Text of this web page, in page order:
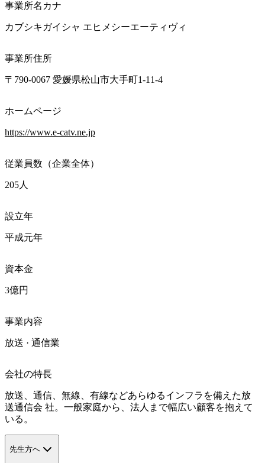
事業所名カナ
カブシキガイシャ エヒメシーエーティヴィ
事業所住所
〒790-0067 愛媛県松山市大手町1-11-4
ホームページ
https://www.e-catv.ne.jp
従業員数（企業全体）
205人
設立年
平成元年
資本金
3億円
事業内容
放送 · 通信業
会社の特長
放送、通信、無線、有線などあらゆるインフラを備えた放
送通信会 社。一般家庭から、法人まで幅広い顧客を抱えて
いる。
先生方へ